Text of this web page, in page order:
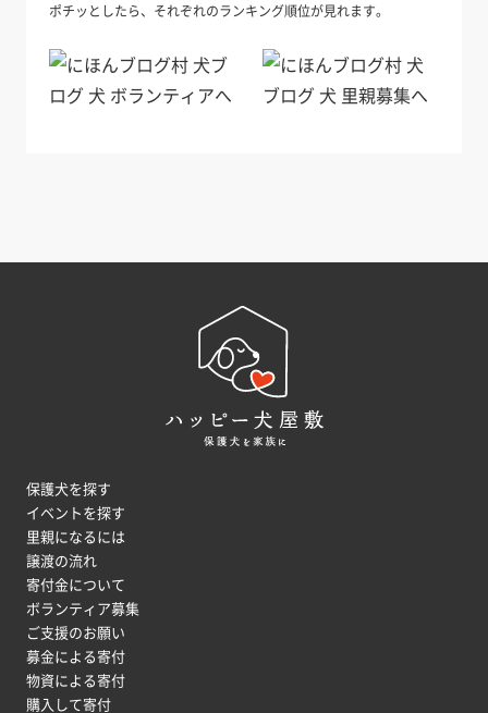
ポチッとしたら、それぞれのランキング順位が見れます。
保護犬を探す
イベントを探す
里親になるには
譲渡の流れ
寄付金について
ボランティア募集
ご支援のお願い
募金による寄付
物資による寄付
購入して寄付